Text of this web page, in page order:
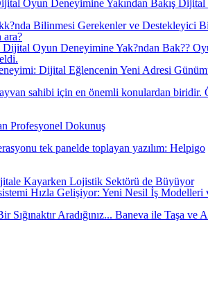
Oyun Deneyimine Yakından Bakış Dijital
Bilinmesi Gerekenler ve Destekleyici
ara?
Oyun Deneyimine Yak?ndan Bak??
Dijital Eğlencenin Yeni Adresi
sahibi için en önemli konulardan biridir.
Profesyonel Dokunuş
tek panelde toplayan yazılım: Helpigo
Kayarken Lojistik Sektörü de Büyüyor
Hızla Gelişiyor: Yeni Nesil İş Modelleri
Aradığınız... Baneva ile Taşa ve